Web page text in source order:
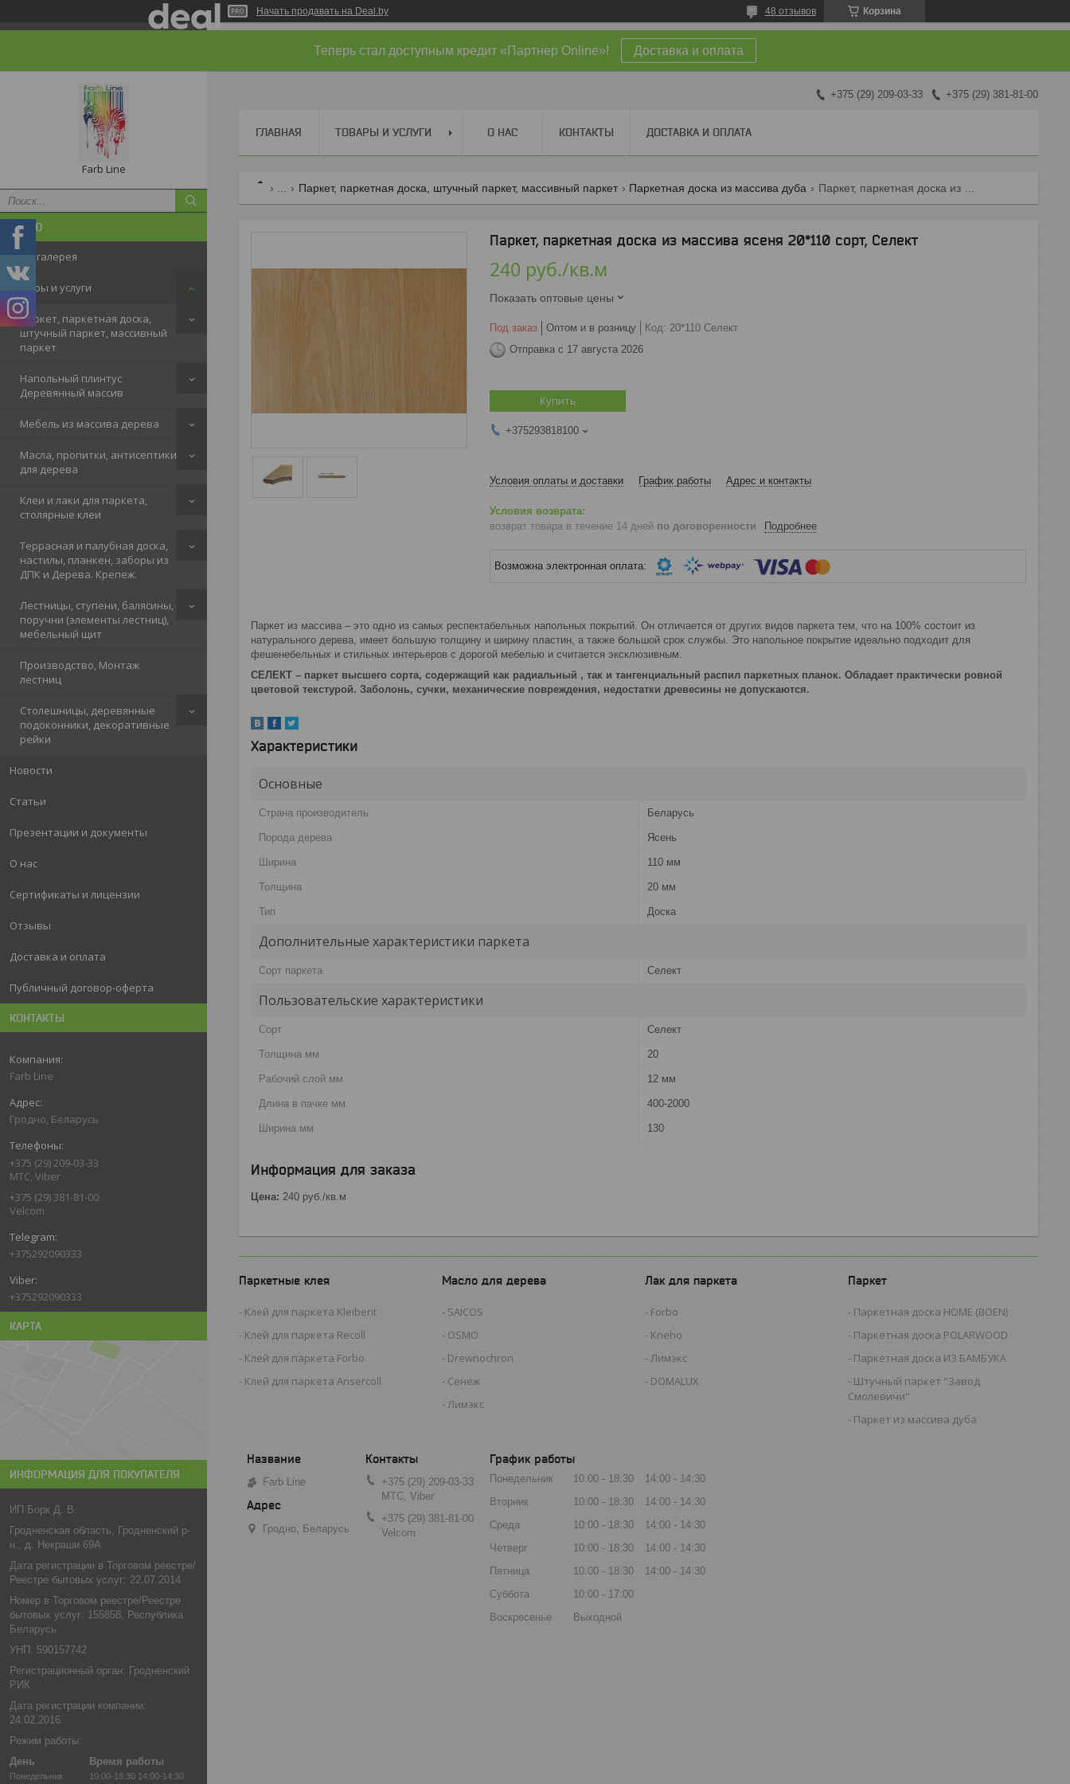
Начать продавать на Deal.by Корзина
48 отзывов
Теперь стал доступным кредит «Партнер Online»! Доставка и оплата
Farb Line
Фотогалерея
Товары и услуги
Паркет, паркетная доска,
штучный паркет, массивный
паркет
Напольный плинтус
Деревянный массив
Мебель из массива дерева
Масла, пропитки, антисептики
для дерева
Клеи и лаки для паркета,
столярные клеи
Террасная и палубная доска,
настилы, планкен, заборы из
ДПК и Дерева. Крепеж.
Лестницы, ступени, балясины,
поручни (элементы лестниц),
мебельный щит
Производство, Монтаж
лестниц
Столешницы, деревянные
подоконники, декоративные
рейки
Новости
Статьи
Презентации и документы
О нас
Сертификаты и лицензии
Отзывы
Доставка и оплата
Публичный договор-оферта
КОНТАКТЫ
Farb Line
Гродно, Беларусь
+375 (29) 209-03-33
МТС, Viber
+375 (29) 381-81-00
Velcom
+375292090333
+375292090333
КАРТА
ИНФОРМАЦИЯ ДЛЯ ПОКУПАТЕЛЯ
ИП Борк Д. В.
Гродненская область, Гродненский р-
н., д. Некраши 69А
Дата регистрации в Торговом реестре/
Реестре бытовых услуг: 22.07.2014
Номер в Торговом реестре/Реестре
бытовых услуг: 155858, Республика
Беларусь
УНП: 590157742
Регистрационный орган: Гродненский
РИК
Дата регистрации компании:
24.02.2016
Режим работы:
День
Время работы
Понедельник 10:00-18:30 14:00-14:30
+375 (29) 209-03-33 +375 (29) 381-81-00
ГЛАВНАЯ ТОВАРЫ И УСЛУГИ О НАС КОНТАКТЫ ДОСТАВКА И ОПЛАТА
Паркет, паркетная доска, штучный паркет, массивный паркет Паркетная доска из массива дуба
Паркет, паркетная доска из массива ясеня 20*110 сорт, Селект
240 руб./кв.м
Показать оптовые цены
Под заказ Оптом и в розницу Код: 20*110 Селект
Отправка с 17 августа 2026
Купить
+375293818100
Условия оплаты и доставки График работы Адрес и контакты
возврат товара в течение 14 дней по договоренности Подробнее
Паркет из массива – это одно из самых респектабельных напольных покрытий. Он отличается от других видов паркета тем, что на 100% состоит из
натурального дерева, имеет большую толщину и ширину пластин, а также большой срок службы. Это напольное покрытие идеально подходит для
фешенебельных и стильных интерьеров с дорогой мебелью и считается эксклюзивным.
СЕЛЕКТ – паркет высшего сорта, содержащий как радиальный , так и тангенциальный распил паркетных планок. Обладает практически ровной
цветовой текстурой. Заболонь, сучки, механические повреждения, недостатки древесины не допускаются.
Характеристики
Основные
Страна производитель Беларусь
Порода дерева Ясень
Ширина 110 мм
Толщина 20 мм
Тип Доска
Дополнительные характеристики паркета
Сорт паркета Селект
Пользовательские характеристики
Сорт Селект
Толщина мм 20
Рабочий слой мм 12 мм
Длина в пачке мм. 400-2000
Ширина мм 130
Информация для заказа
Цена: 240 руб. /кв.м
Паркетные клея
Клей для паркета Kleiberit
Клей для паркета Recoll
Клей для паркета Forbo
Клей для паркета Ansercoll
Масло для дерева
SAICOS
OSMO
Drewnochron
Сенеж
Лимэкс
Лак для паркета
Forbo
Kneho
Лимэкс
DOMALUX
Паркет
Паркетная доска HOME (BOEN)
Паркетная доска POLARWOOD
Паркетная доска ИЗ БАМБУКА
Штучный паркет "Завод
Смолевичи"
Паркет из массива дуба
Farb Line
Гродно, Беларусь
+375 (29) 209-03-33
МТС, Viber
+375 (29) 381-81-00
Velcom
График работы
Понедельник 10:00 18:30 14:00
14:30
Вторник
10:00 18:30 14:00
14:30
Среда
10:00 18:30 14:00
14:30
Четверг
10:00 18:30 14:00
14:30
Пятница
10:00 18:30 14:00
14:30
Суббота
10:00
17:00
Воскресенье
Выходной